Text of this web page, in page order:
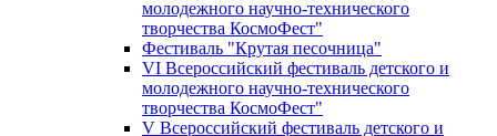
молодежного научно-технического
творчества КосмоФест"
Фестиваль "Крутая песочница"
VI Всероссийский фестиваль детского и
молодежного научно-технического
творчества КосмоФест"
V Всероссийский фестиваль детского и